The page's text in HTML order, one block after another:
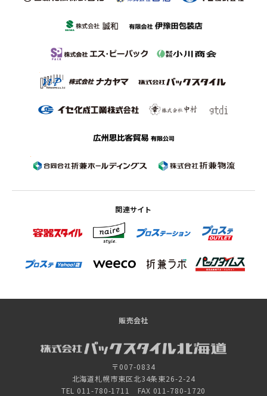
関連サイト
販売会社
〒007-0834
北海道札幌市東区北34条東26-2-24
TEL 011-780-1711 FAX 011-780-1720